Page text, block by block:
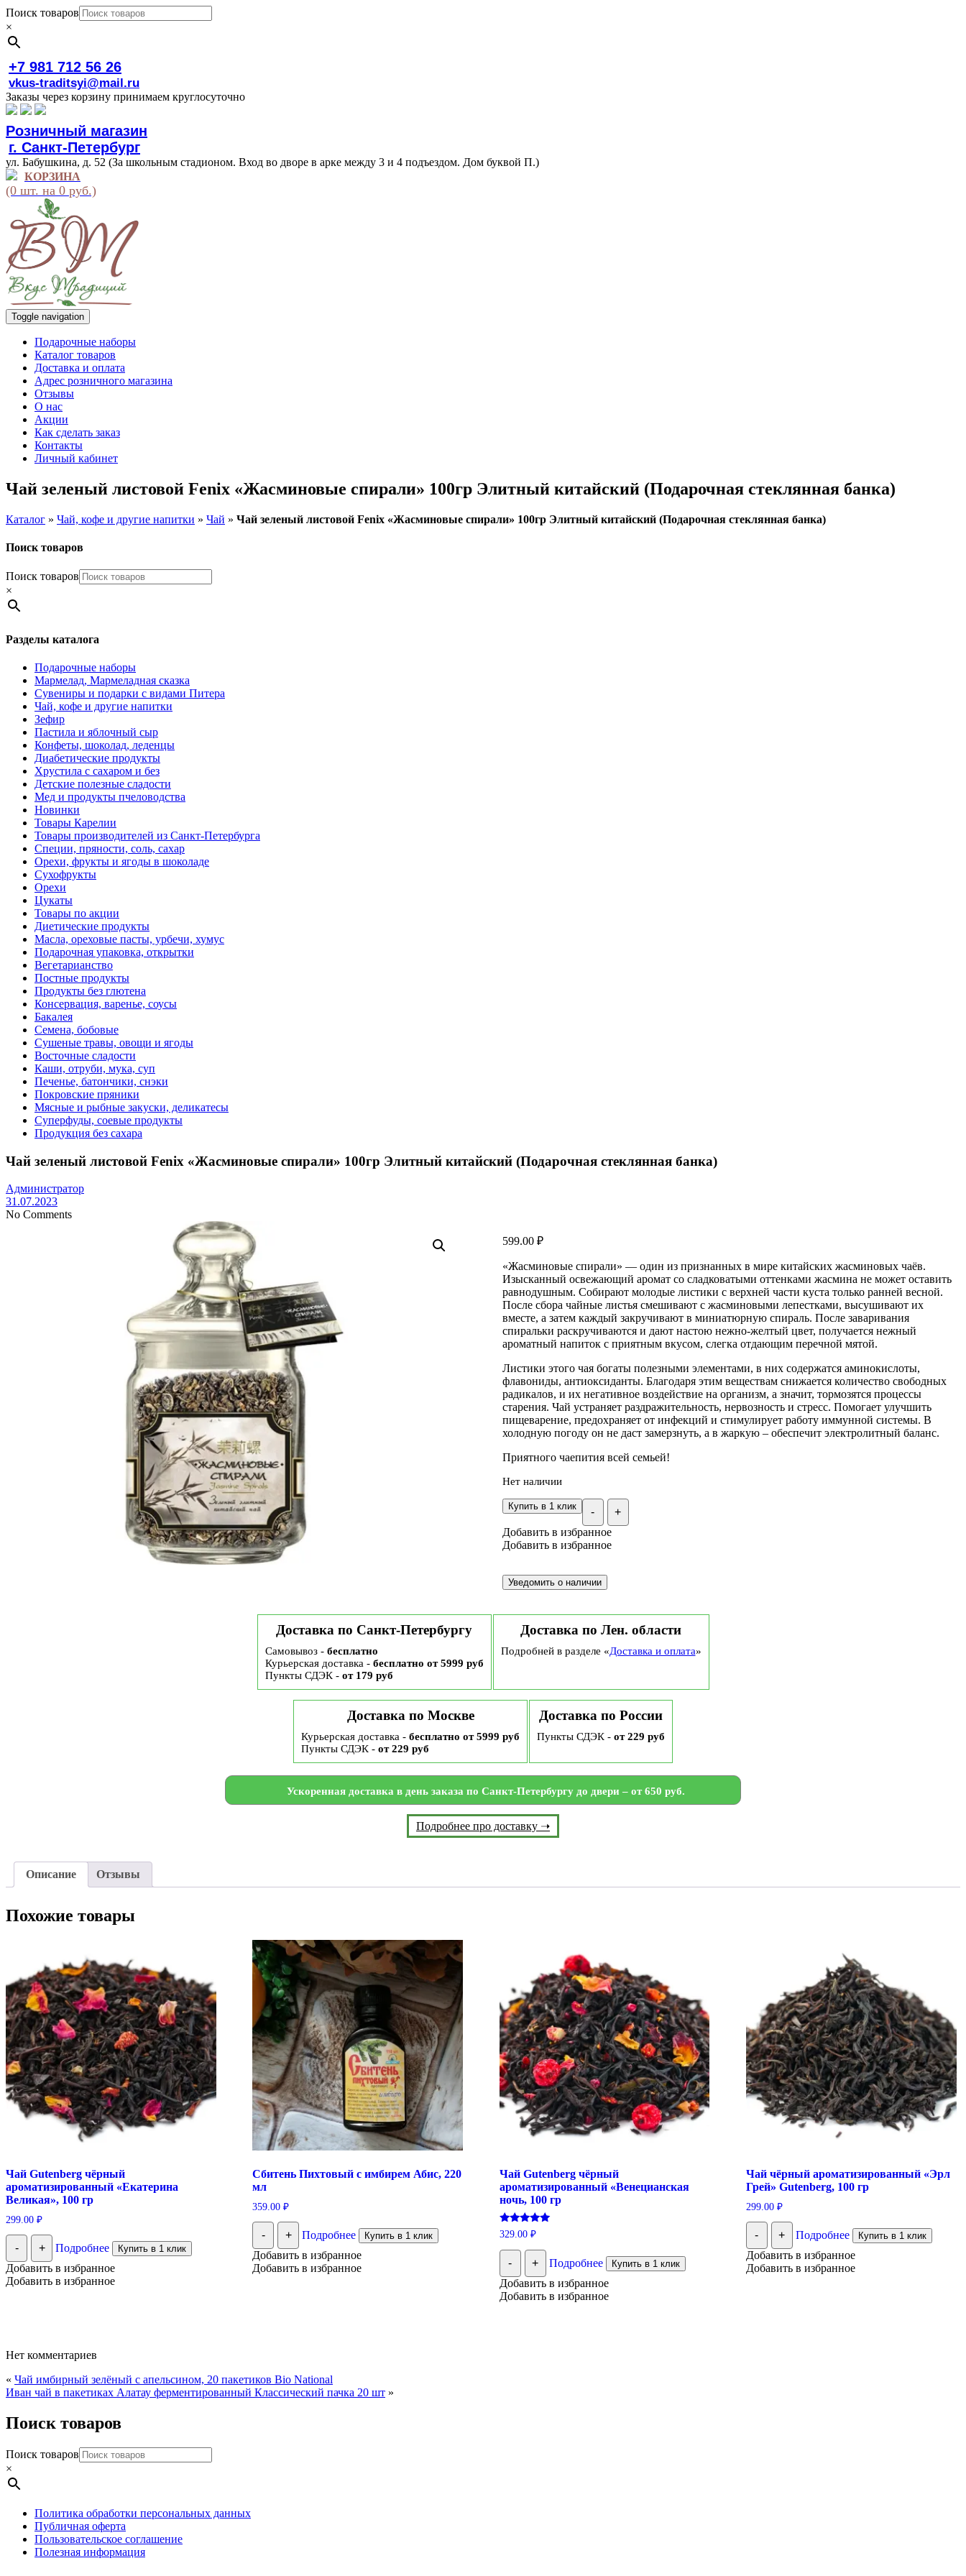
Поиск товаров
×
+7 981 712 56 26
vkus-traditsyi@mail.ru
Заказы через корзину принимаем круглосуточно
Розничный магазин
г. Санкт-Петербург
ул. Бабушкина, д. 52 (За школьным стадионом. Вход во дворе в арке между 3 и 4 подъездом. Дом буквой П.)
КОРЗИНА
(0 шт. на 0 руб.)
Toggle navigation
Подарочные наборы
Каталог товаров
Доставка и оплата
Адрес розничного магазина
Отзывы
О нас
Акции
Как сделать заказ
Контакты
Личный кабинет
Чай зеленый листовой Fenix «Жасминовые спирали» 100гр Элитный китайский (Подарочная стеклянная банка)
Каталог » Чай, кофе и другие напитки » Чай » Чай зеленый листовой Fenix «Жасминовые спирали» 100гр Элитный китайский (Подарочная стеклянная банка)
Поиск товаров
Поиск товаров
×
Разделы каталога
Подарочные наборы
Мармелад, Мармеладная сказка
Сувениры и подарки с видами Питера
Чай, кофе и другие напитки
Зефир
Пастила и яблочный сыр
Конфеты, шоколад, леденцы
Диабетические продукты
Хрустила с сахаром и без
Детские полезные сладости
Мед и продукты пчеловодства
Новинки
Товары Карелии
Товары производителей из Санкт-Петербурга
Специи, пряности, соль, сахар
Орехи, фрукты и ягоды в шоколаде
Сухофрукты
Орехи
Цукаты
Товары по акции
Диетические продукты
Масла, ореховые пасты, урбечи, хумус
Подарочная упаковка, открытки
Вегетарианство
Постные продукты
Продукты без глютена
Консервация, варенье, соусы
Бакалея
Семена, бобовые
Сушеные травы, овощи и ягоды
Восточные сладости
Каши, отруби, мука, суп
Печенье, батончики, снэки
Покровские пряники
Мясные и рыбные закуски, деликатесы
Суперфуды, соевые продукты
Продукция без сахара
Чай зеленый листовой Fenix «Жасминовые спирали» 100гр Элитный китайский (Подарочная стеклянная банка)
Администратор
31.07.2023
No Comments
599.00 ₽
«Жасминовые спирали» — один из признанных в мире китайских жасминовых чаёв.
Изысканный освежающий аромат со сладковатыми оттенками жасмина не может оставить
равнодушным. Собирают молодые листики с верхней части куста только ранней весной.
После сбора чайные листья смешивают с жасминовыми лепестками, высушивают их
вместе, а затем каждый закручивают в миниатюрную спираль. После заваривания
спиральки раскручиваются и дают настою нежно-желтый цвет, получается нежный
ароматный напиток с приятным вкусом, слегка отдающим перечной мятой.
Листики этого чая богаты полезными элементами, в них содержатся аминокислоты,
флавониды, антиоксиданты. Благодаря этим веществам снижается количество свободных
радикалов, и их негативное воздействие на организм, а значит, тормозятся процессы
старения. Чай устраняет раздражительность, нервозность и стресс. Помогает улучшить
пищеварение, предохраняет от инфекций и стимулирует работу иммунной системы. В
холодную погоду он не даст замерзнуть, а в жаркую – обеспечит электролитный баланс.
Приятного чаепития всей семьей!
Нет наличии
- +
Купить в 1 клик
Добавить в избранное
Добавить в избранное
Доставка по Санкт-Петербургу
Самовывоз - бесплатно
Курьерская доставка - бесплатно от 5999 руб
Пункты СДЭК - от 179 руб
Доставка по Лен. области
Подробней в разделе «Доставка и оплата»
Доставка по Москве
Курьерская доставка - бесплатно от 5999 руб
Пункты СДЭК - от 229 руб
Доставка по России
Пункты СДЭК - от 229 руб
Ускоренная доставка в день заказа по Санкт-Петербургу до двери – от 650 руб.
Подробнее про доставку ➝
Описание Отзывы
Похожие товары
Чай Gutenberg чёрный
ароматизированный «Екатерина
Великая», 100 гр
299.00 ₽
- + Подробнее Купить в 1 клик
Добавить в избранное
Добавить в избранное
Сбитень Пихтовый с имбирем Абис, 220
мл
359.00₽
- + Подробнее Купить в 1 клик
Добавить в избранное
Добавить в избранное
Чай Gutenberg чёрный
ароматизированный «Венецианская
ночь, 100 гр
Оценка
5.00
из 5
329.00 ₽
- + Подробнее Купить в 1 клик
Добавить в избранное
Добавить в избранное
Чай чёрный ароматизированный «Эрл
Грей» Gutenberg, 100 гр
299.00 ₽
- + Подробнее Купить в 1 клик
Добавить в избранное
Добавить в избранное
Нет комментариев
« Чай имбирный зелёный с апельсином, 20 пакетиков Bio National
Иван чай в пакетиках Алатау ферментированный Классический пачка 20 шт »
Поиск товаров
Поиск товаров
×
Политика обработки персональных данных
Публичная оферта
Пользовательское соглашение
Полезная информация